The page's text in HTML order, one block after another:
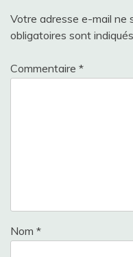
Votre adresse e-mail ne
obligatoires sont
Commentaire *
Nom *